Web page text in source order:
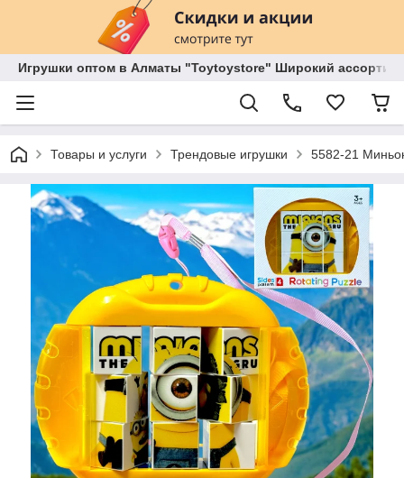
Игрушки оптом в Алматы "Toytoystore" Широкий
Товары и услуги Трендовые игрушки 5582-21